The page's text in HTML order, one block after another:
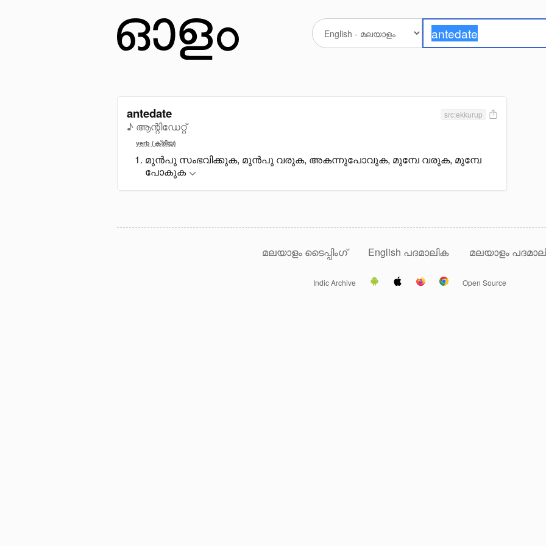
antedate
♪ ആന്റിഡേറ്റ്
src:ekkurup
verb (ക്രിയ)
മുൻപു സംഭവിക്കുക, മുൻപു വരുക, അകന്നുപോവുക, മുമ്പേ വരുക, മുമ്പേ
പോകുക
മലയാളം ടൈപ്പിംഗ് English പദമാലിക മലയാളം
Indic Archive Open Source